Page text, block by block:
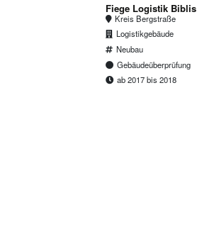
Fiege Logistik Biblis
Kreis Bergstraße
Logistikgebäude
Neubau
Gebäudeüberprüfung
ab 2017 bis 2018